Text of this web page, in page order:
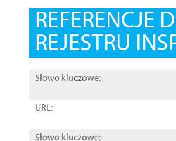
REFERENCJE
REJESTRU
Słowo kluczowe:
URL:
Słowo kluczowe: